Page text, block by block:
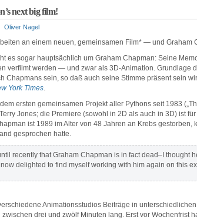
next big film!
Oliver Nagel
an einem neuen, gemeinsamen Film* — und Graham
es sogar hauptsächlich um Graham Chapman: Seine
verfilmt werden — und zwar als 3D-Animation. Grundlage
Chapmans sein, so daß auch seine Stimme präsent sein
York Times.
ersten gemeinsamen Projekt aller Pythons seit 1983
Jones; die Premiere (sowohl in 2D als auch in 3D) ist
ist 1989 im Alter von 48 Jahren an Krebs gestorben,
gesprochen hatte.
recently that Graham Chapman is in fact dead–I thought
now delighted to find myself working with him again on this
Animationsstudios Beiträge in
drei und zwölf Minuten lang. Erst vor Wochenfrist